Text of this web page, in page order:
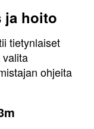
ja hoito
tietynlaiset
ohjeita